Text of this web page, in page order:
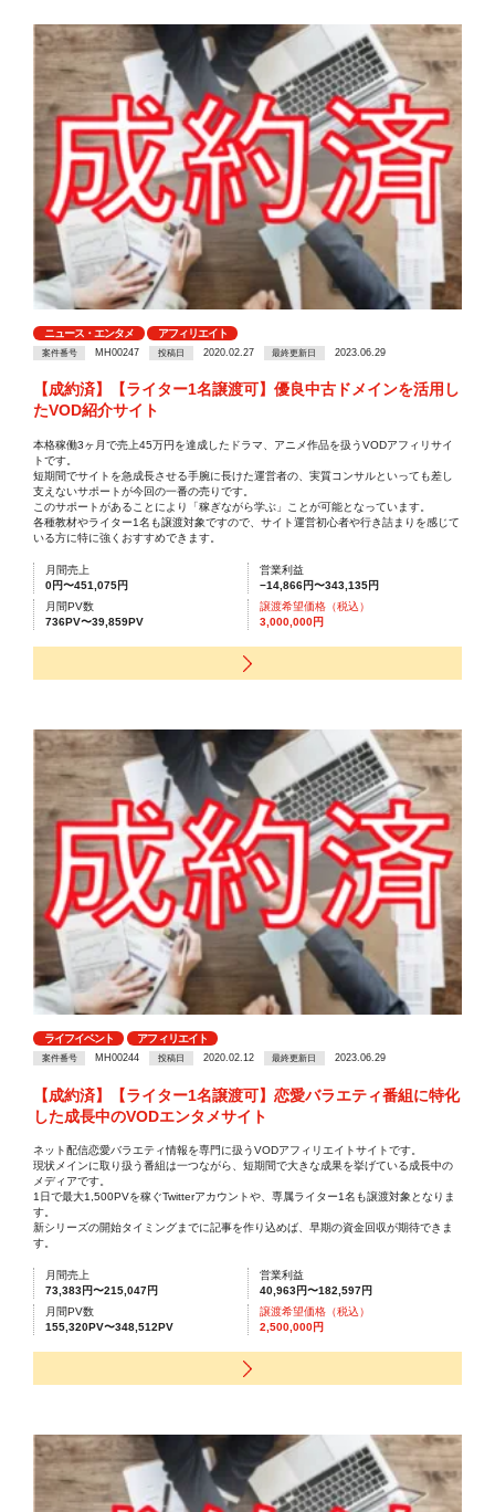
ニュース・エンタメ アフィリエイト
案件番号 MH00247 投稿日 2020.02.27 最終更新日 2023.06.29
【成約済】【ライター1名譲渡可】優良中古ドメインを活用し
たVOD紹介サイト
本格稼働3ヶ月で売上45万円を達成したドラマ、アニメ作品を扱うVODアフィリサイ
トです。
短期間でサイトを急成長させる手腕に長けた運営者の、実質コンサルといっても差し
支えないサポートが今回の一番の売りです。
このサポートがあることにより「稼ぎながら学ぶ」ことが可能となっています。
各種教材やライター1名も譲渡対象ですので、サイト運営初心者や行き詰まりを感じて
いる方に特に強くおすすめできます。
月間売上
0円〜451,075円
営業利益
−14,866円〜343,135円
月間PV数
736PV〜39,859PV
譲渡希望価格（税込）
3,000,000円
ライフイベント アフィリエイト
案件番号 MH00244 投稿日 2020.02.12 最終更新日 2023.06.29
【成約済】【ライター1名譲渡可】恋愛バラエティ番組に特化
した成長中のVODエンタメサイト
ネット配信恋愛バラエティ情報を専門に扱うVODアフィリエイトサイトです。
現状メインに取り扱う番組は一つながら、短期間で大きな成果を挙げている成長中の
メディアです。
1日で最大1,500PVを稼ぐTwitterアカウントや、専属ライター1名も譲渡対象となりま
す。
新シリーズの開始タイミングまでに記事を作り込めば、早期の資金回収が期待できま
す。
月間売上
73,383円〜215,047円
営業利益
40,963円〜182,597円
月間PV数
155,320PV〜348,512PV
譲渡希望価格（税込）
2,500,000円